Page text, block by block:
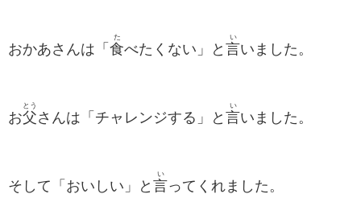
おかあさんは「 食
た
べたくない」と 言
い
いました。
お父
とう
さんは「チャレンジする」と 言
い
いました。
そして「おいしい」と 言
い
ってくれました。